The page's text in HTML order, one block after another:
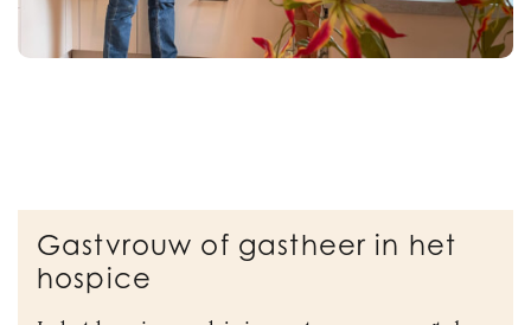
Gastvrouw of gastheer in het
hospice